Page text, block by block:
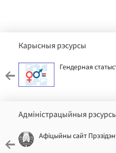
Карысныя рэсурсы
Гендерная
Адміністрацыйныя
Афіцыйны сайт